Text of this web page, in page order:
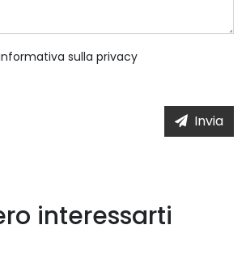
sulla privacy
Invia
interessarti